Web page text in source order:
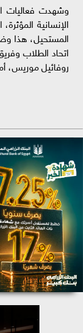
وشهدت فعاليات
الإنسانية
المستحيل، هذا
اتحاد الطلاب
روفائيل موريس،